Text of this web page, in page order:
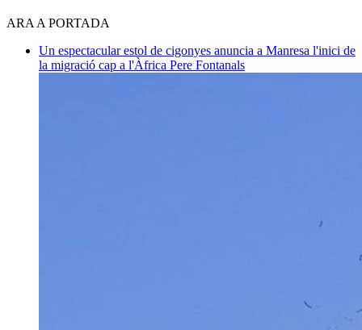
ARA A PORTADA
Un espectacular estol de cigonyes anuncia a Manresa l'inici de
la migració cap a l'Àfrica Pere Fontanals